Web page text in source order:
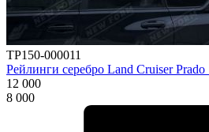
TP150-000011
Рейлинги серебро Land Cruiser
12 000
8 000